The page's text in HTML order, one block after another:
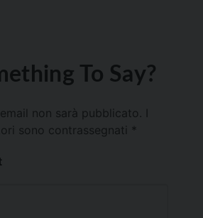
To Say?
non sarà pubblicato.
sono contrassegnati *